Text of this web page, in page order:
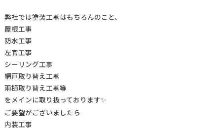
弊社では塗装工事はもちろんのこと、
屋根工事
防水工事
左官工事
シーリング工事
網戸取り替え工事
雨樋取り替え工事等
をメインに取り扱っております✨
ご要望がございましたら
内装工事